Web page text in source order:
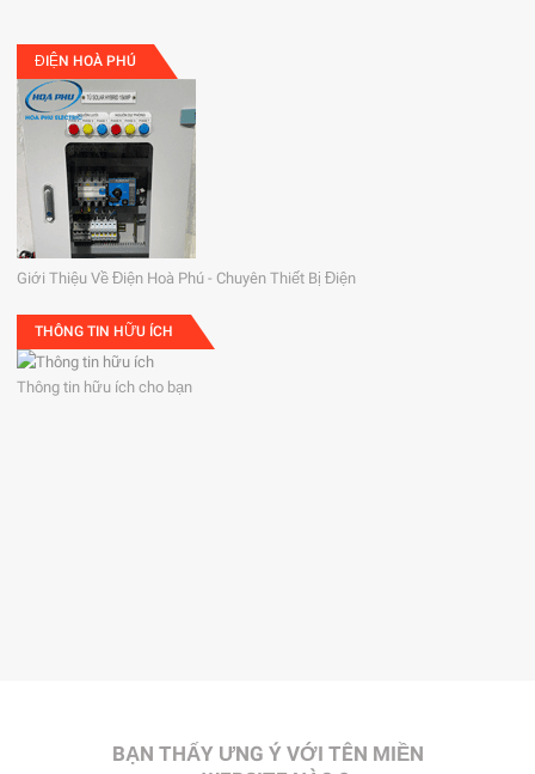
ĐIỆN HOÀ PHÚ
Giới Thiệu Về Điện Hoà Phú - Chuyên Thiết Bị Điện
THÔNG TIN HỮU ÍCH
Thông tin hữu ích cho bạn
BẠN THẤY ƯNG Ý VỚI TÊN MIỀN